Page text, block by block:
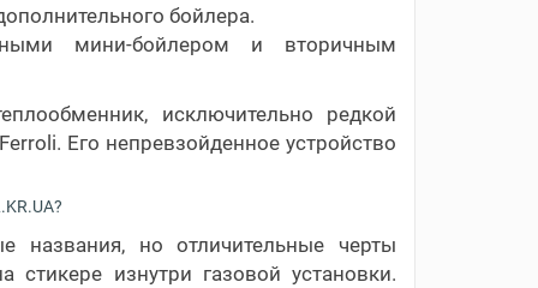
бойлера.
мини-бойлером и вторичным
исключительно редкой
Его непревзойденное устройство
названия, но отличительные черты
изнутри газовой установки.